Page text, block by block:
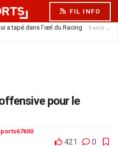
FIL INFO
a tapé dans l’œil du Racing 5 août 2026
pour le
421 0